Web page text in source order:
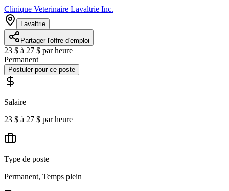
Clinique Veterinaire Lavaltrie Inc.
Lavaltrie
Partager l'offre d'emploi
23 $ à 27 $ par heure
Permanent
Postuler pour ce poste
Salaire
23 $ à 27 $ par heure
Type de poste
Permanent, Temps plein